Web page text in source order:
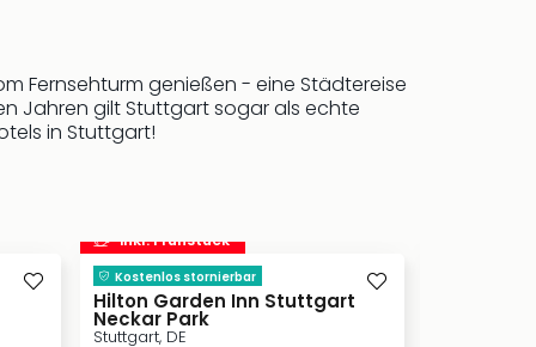
Fernsehturm genießen - eine Städtereise
Jahren gilt Stuttgart sogar als echte
in Stuttgart!
inkl. Frühstück
Kostenlos stornierbar
Hilton Garden Inn Stuttgart
Neckar Park
Stuttgart, DE